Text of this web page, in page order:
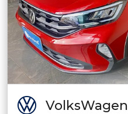
VolksWagen